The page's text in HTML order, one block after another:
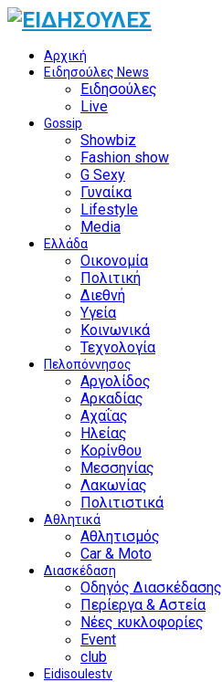
Αρχική
Ειδησούλες News
Ειδησούλες
Live
Gossip
Showbiz
Fashion show
G Sexy
Γυναίκα
Lifestyle
Media
Ελλάδα
Οικονομία
Πολιτική
Διεθνή
Υγεία
Κοινωνικά
Τεχνολογία
Πελοπόννησος
Αργολίδος
Αρκαδίας
Αχαΐας
Ηλείας
Κορίνθου
Μεσσηνίας
Λακωνίας
Πολιτιστικά
Αθλητικά
Αθλητισμός
Car & Moto
Διασκέδαση
Οδηγός Διασκέδασης
Περίεργα & Αστεία
Νέες κυκλοφορίες
Event
club
Eidisoulestv